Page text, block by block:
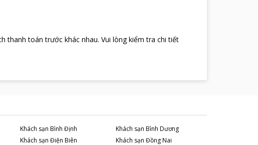
thanh toán trước khác nhau. Vui lòng kiểm tra chi tiết
Khách sạn Bình Định Khách sạn Bình Dương
Khách sạn Điện Biên Khách sạn Đồng Nai